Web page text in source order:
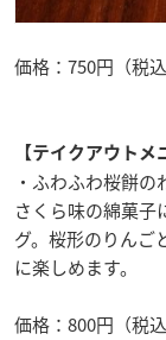
価格：750円（税込
【テイクアウトメ
・ふわふわ桜餅の
さくら味の綿菓子
グ。桜形のりんご
に楽しめます。
価格：800円（税込